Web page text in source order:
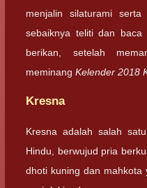
menjalin silaturami
sebaiknya teliti dan
berikan, setelah
meminang Kelender 2018
Kresna
Kresna adalah salah
Hindu, berwujud pria
dhoti kuning dan mahkota